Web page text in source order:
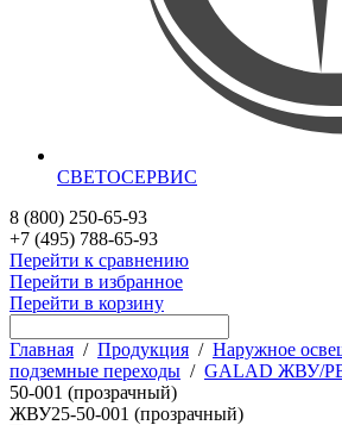
СВЕТОСЕРВИС
8 (800) 250-65-93
+7 (495) 788-65-93
Перейти к сравнению
Перейти в избранное
Перейти в корзину
Главная / Продукция / Наружное
подземные переходы / GALAD ЖВУ/
50-001 (прозрачный)
ЖВУ25-50-001 (прозрачный)